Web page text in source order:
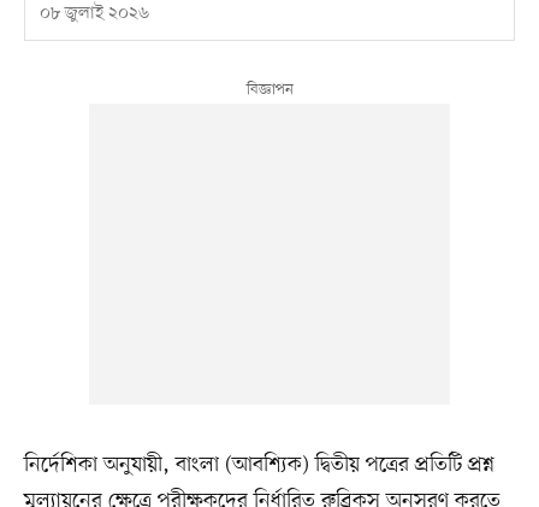
০৮ জুলাই ২০২৬
নির্দেশিকা অনুযায়ী, বাংলা (আবশ্যিক) দ্বিতীয় পত্রের প্রতিটি প্রশ্ন